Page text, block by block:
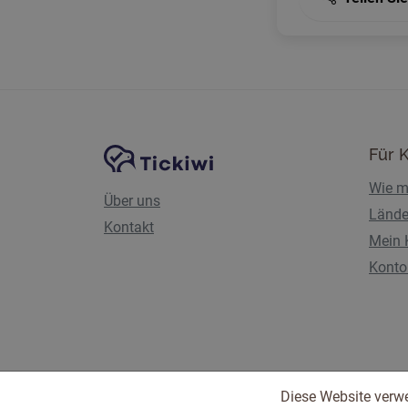
Website-NavigationTickiwi-Plattform
Über uns
Kontakt
Für
Wie
Mein
Diese Website